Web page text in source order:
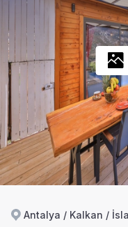
Antalya / Kalkan /